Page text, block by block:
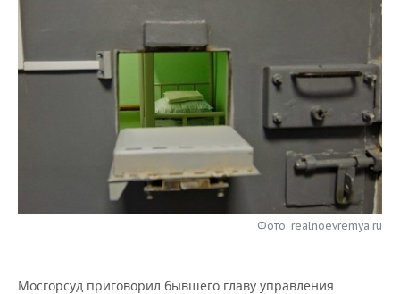
КОРОЛИ ГОСЗАКАЗА ПФО
ВУЗЫ ТАТАРСТАНА
КОМУ ПРИНАДЛЕЖАТ
ТОРГОВЫЕ ЦЕНТРЫ
БАНКИ
ИНВЕСТИЦИИ
ПРОМЫШЛЕННОСТИ
АГРОПРОМ
МАШИНОСТРОЕНИЕ
НЕФТЕХИМИЯ
ЭНЕРГЕТИКА
НЕДВИЖИМОСТЬ
НОВОСТИ НЕДВИЖИМОСТИ
АВТО
НОВОСТИ АВТО
НОВОСТИ БИЗНЕСА
РОЗНИЧНАЯ ТОРГОВЛЯ
НОВОСТИ ТЕХНОЛОГИЙ
МЕРОПРИЯТИЯ
Фото: realnoevremya.ru
Мосгорсуд приговорил бывшего главу управления